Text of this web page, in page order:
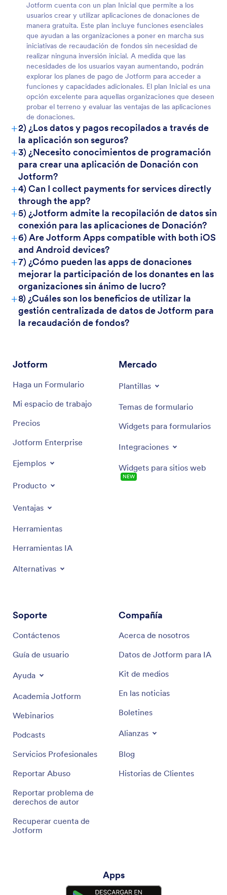
Para equipos
Para los clientes
Jotform cuenta con un plan Inicial que permite a los
usuarios crear y utilizar aplicaciones de donaciones de
manera gratuita. Este plan incluye funciones esenciales
que ayudan a las organizaciones a poner en marcha sus
iniciativas de recaudación de fondos sin necesidad de
realizar ninguna inversión inicial. A medida que las
necesidades de los usuarios vayan aumentando, podrán
explorar los planes de pago de Jotform para acceder a
funciones y capacidades adicionales. El plan Inicial es una
opción excelente para aquellas organizaciones que deseen
probar el terreno y evaluar las ventajas de las aplicaciones
de donaciones.
+2) ¿Los datos y pagos recopilados a través de
la aplicación son seguros?
+3) ¿Necesito conocimientos de programación
para crear una aplicación de Donación con
Jotform?
+4) Can I collect payments for services directly
through the app?
+5) ¿Jotform admite la recopilación de datos sin
conexión para las aplicaciones de Donación?
+6) Are Jotform Apps compatible with both iOS
and Android devices?
+7) ¿Cómo pueden las apps de donaciones
mejorar la participación de los donantes en las
organizaciones sin ánimo de lucro?
+8) ¿Cuáles son los beneficios de utilizar la
gestión centralizada de datos de Jotform para
la recaudación de fondos?
Jotform
Haga un Formulario
Mi espacio de trabajo
Precios
Jotform Enterprise
Ejemplos
Producto
Ventajas
Herramientas
Herramientas IA
Alternativas
Mercado
Plantillas
Temas de formulario
Widgets para formularios
Integraciones
Widgets para sitios web
NEW
Soporte
Contáctenos
Guía de usuario
Ayuda
Academia Jotform
Webinarios
Podcasts
Servicios Profesionales
Reportar Abuso
Reportar problema de
derechos de autor
Recuperar cuenta de
Jotform
Compañía
Acerca de nosotros
Datos de Jotform para IA
Kit de medios
En las noticias
Boletines
Alianzas
Blog
Historias de Clientes
Apps